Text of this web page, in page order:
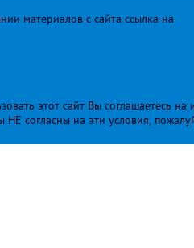
материалов с сайта ссылка на
этот сайт Вы соглашаетесь
НЕ согласны на эти условия,